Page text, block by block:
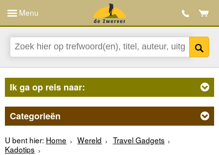
Menu
Ik ga op reis naar:
Categorieën
U bent hier: Home Wereld
Travel Gadgets
Kadotips